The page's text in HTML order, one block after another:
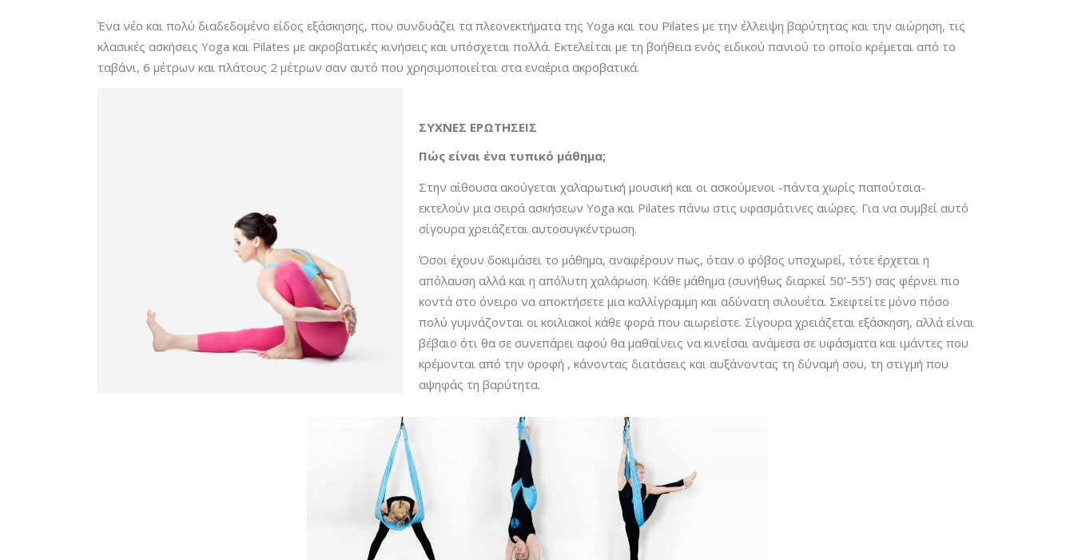
Ένα νέο και πολύ διαδεδομένο είδος εξάσκησης, που συνδυάζει τα πλεονεκτήματα της Yoga και του Pilates με την έλλειψη βαρύτητας και την αιώρηση, τις
κλασικές ασκήσεις Yoga και Pilates με ακροβατικές κινήσεις και υπόσχεται πολλά. Εκτελείται με τη βοήθεια ενός ειδικού πανιού το οποίο κρέμεται από το
ταβάνι, 6 μέτρων και πλάτους 2 μέτρων σαν αυτό που χρησιμοποιείται στα εναέρια ακροβατικά.
ΣΥΧΝΕΣ ΕΡΩΤΗΣΕΙΣ
Πώς είναι ένα τυπικό μάθημα;
Στην αίθουσα ακούγεται χαλαρωτική μουσική και οι ασκούμενοι -πάντα χωρίς παπούτσια-
εκτελούν μια σειρά ασκήσεων Yoga και Pilates πάνω στις υφασμάτινες αιώρες. Για να συμβεί αυτό
σίγουρα χρειάζεται αυτοσυγκέντρωση.
Όσοι έχουν δοκιμάσει το μάθημα, αναφέρουν πως, όταν ο φόβος υποχωρεί, τότε έρχεται η
απόλαυση αλλά και η απόλυτη χαλάρωση. Κάθε μάθημα (συνήθως διαρκεί 50’-55’) σας φέρνει πιο
κοντά στο όνειρο να αποκτήσετε μια καλλίγραμμη και αδύνατη σιλουέτα. Σκεφτείτε μόνο πόσο
πολύ γυμνάζονται οι κοιλιακοί κάθε φορά που αιωρείστε. Σίγουρα χρειάζεται εξάσκηση, αλλά είναι
βέβαιο ότι θα σε συνεπάρει αφού θα μαθαίνεις να κινείσαι ανάμεσα σε υφάσματα και ιμάντες που
κρέμονται από την οροφή , κάνοντας διατάσεις και αυξάνοντας τη δύναμή σου, τη στιγμή που
αψηφάς τη βαρύτητα.